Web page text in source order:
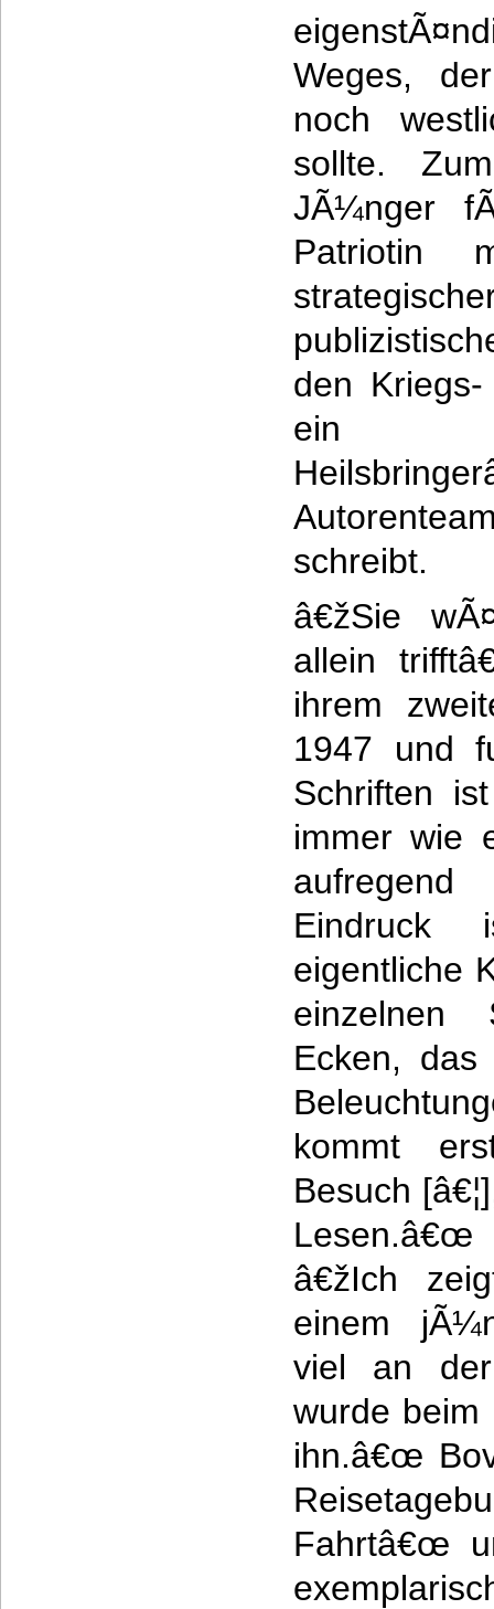
Weges,
noch
sollte.
JÃ¼nger
Patriotin
den
ein
schreibt.
â€žSie
allein
ihrem
1947 und
Schriften
immer wie
eigentliche
einzelnen
Ecken,
kommt
Besuch
â€žIch
einem
viel an
wurde beim
ihn.â€œ
Fahrtâ€œ